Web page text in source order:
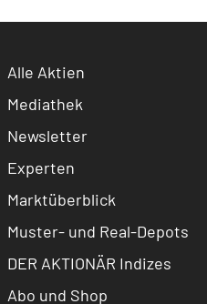
Alle Aktien
Mediathek
Newsletter
Experten
Marktüberblick
Muster- und Real-Depots
DER AKTIONÄR Indizes
Abo und Shop